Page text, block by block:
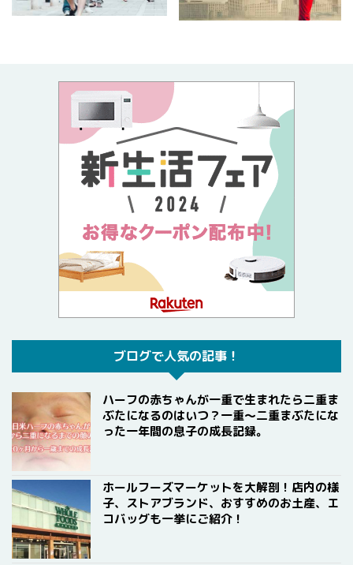
ブログで人気の記事！
ハーフの赤ちゃんが一重で生まれたら二重ま
ぶたになるのはいつ？一重〜二重まぶたにな
った一年間の息子の成長記録。
ホールフーズマーケットを大解剖！店内の様
子、ストアブランド、おすすめのお土産、エ
コバッグも一挙にご紹介！